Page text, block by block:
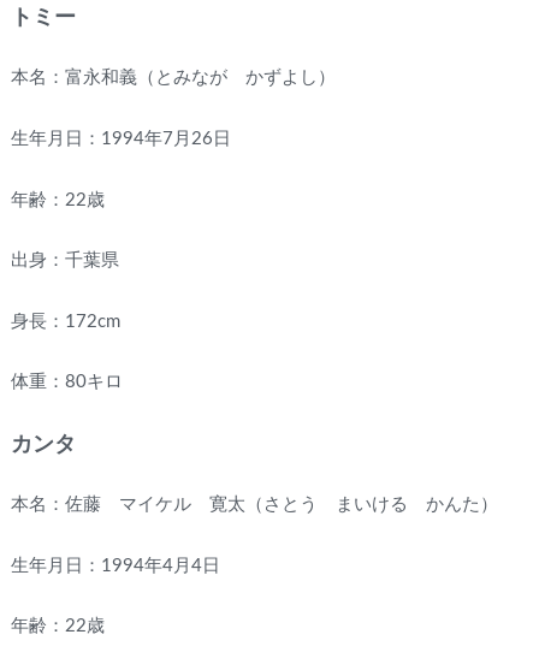
トミー
本名：富永和義（とみなが かずよし）
生年月日：1994年7月26日
年齢：22歳
出身：千葉県
身長：172cm
体重：80キロ
カンタ
本名：佐藤 マイケル 寛太（さとう まいける かんた）
生年月日：1994年4月4日
年齢：22歳